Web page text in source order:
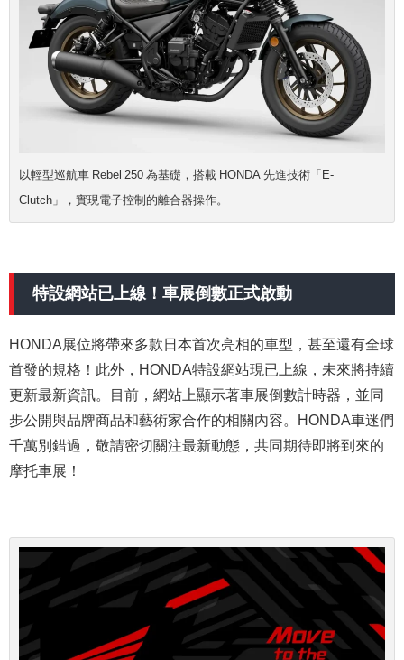
以輕型巡航車 Rebel 250 為基礎，搭載 HONDA 先進技術「E-
Clutch」，實現電子控制的離合器操作。
特設網站已上線！車展倒數正式啟動
HONDA展位將帶來多款日本首次亮相的車型，甚至還有全球
首發的規格！此外，HONDA特設網站現已上線，未來將持續
更新最新資訊。目前，網站上顯示著車展倒數計時器，並同
步公開與品牌商品和藝術家合作的相關內容。HONDA車迷們
千萬別錯過，敬請密切關注最新動態，共同期待即將到來的
摩托車展！